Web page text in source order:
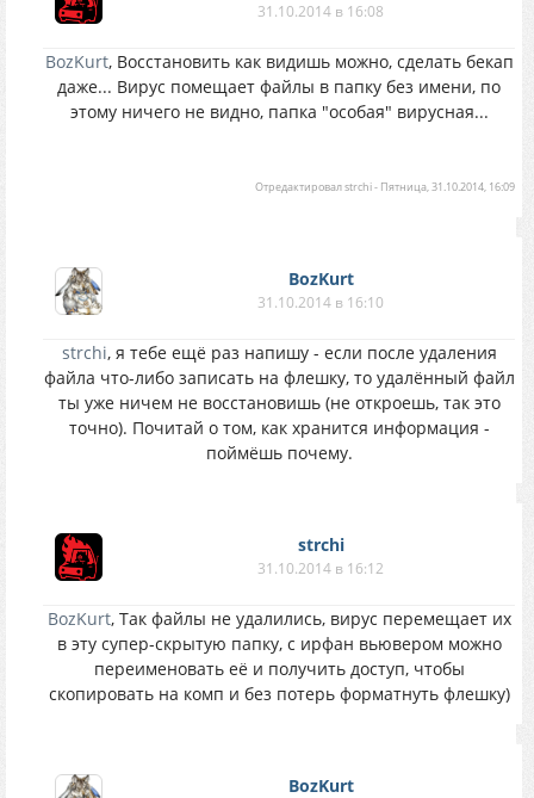
31.10.2014 в 16:08
BozKurt, Восстановить как видишь можно, сделать бекап
даже... Вирус помещает файлы в папку без имени, по
этому ничего не видно, папка "особая" вирусная...
Отредактировалstrchi- Пятница, 31.10.2014, 16:09
BozKurt
31.10.2014 в 16:10
strchi, я тебе ещё раз напишу - если после удаления
файла что-либо записать на флешку, то удалённый файл
ты уже ничем не восстановишь (не откроешь, так это
точно). Почитай о том, как хранится информация -
поймёшь почему.
strchi
31.10.2014 в 16:12
BozKurt, Так файлы не удалились, вирус перемещает их
в эту супер-скрытую папку, с ирфан вьювером можно
переименовать её и получить доступ, чтобы
скопировать на комп и без потерь форматнуть флешку)
BozKurt